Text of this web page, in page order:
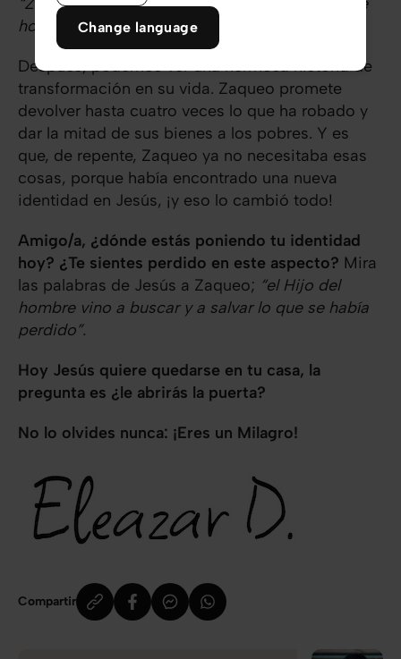
hoy en tu casa”.
Después, podemos ver una hermosa historia de
transformación en su vida. Zaqueo promete
devolver hasta cuatro veces lo que ha robado y
dar la mitad de sus bienes a los pobres. Y es
que, de repente, Zaqueo ya no necesitaba esas
cosas, porque había encontrado una nueva
identidad en Jesús, ¡y eso lo cambió todo!
Amigo/a, ¿dónde estás poniendo tu identidad
hoy? ¿Te sientes perdido en este aspecto? Mira
las palabras de Jesús a Zaqueo; “el Hijo del
hombre vino a buscar y a salvar lo que se había
perdido”.
Hoy Jesús quiere quedarse en tu casa, la
pregunta es ¿le abrirás la puerta?
No lo olvides nunca: ¡Eres un Milagro!
Compartir
Change language